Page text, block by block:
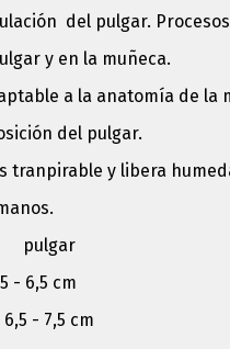
del pulgar.
y en la muñeca.
a la anatomía de la
del pulgar.
tranpirable y libera
cm
cm